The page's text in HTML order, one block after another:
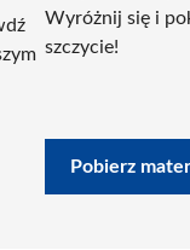
Wyróżnij się i
szczycie!
Pobierz